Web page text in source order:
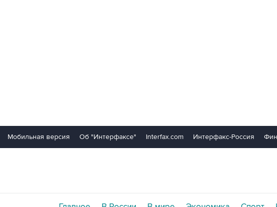
Мобильная версия Об "Интерфаксе" Interfax.com Интерфакс-Россия